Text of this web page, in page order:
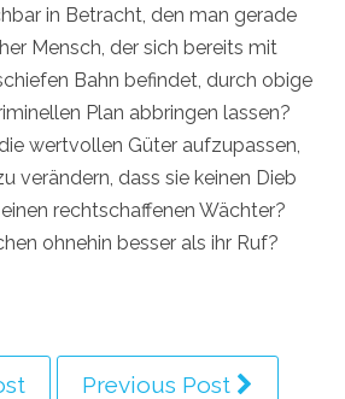
in Betracht, den man gerade
Mensch, der sich bereits mit
Bahn befindet, durch obige
Plan abbringen lassen?
wertvollen Güter aufzupassen,
verändern, dass sie keinen Dieb
rechtschaffenen Wächter?
ohnehin besser als ihr Ruf?
Previous Post